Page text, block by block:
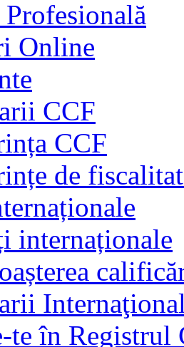
Online
CCF
CCF
de
internaționale
te în Registrul